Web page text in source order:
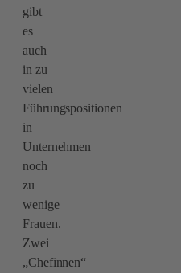
gibt
es
auch
in zu
vielen
Führungspositionen
in
Unternehmen
noch
zu
wenige
Frauen.
Zwei
„Chefinnen“